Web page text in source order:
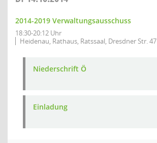
2014-2019 Verwaltungsausschuss
18:30-20:12 Uhr
Heidenau, Rathaus, Ratssaal, Dresdner Str. 47
Niederschrift Ö
Einladung